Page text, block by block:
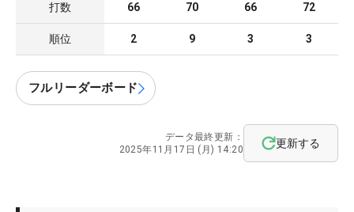
打数 66 70 66 72
順位 2 9 3 3
フルリーダーボード
データ最終更新：
2025年11月17日 (月) 14:20
更新する